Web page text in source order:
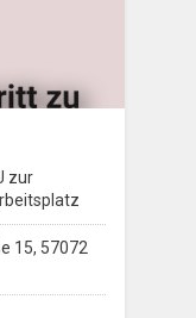
zur
15, 57072